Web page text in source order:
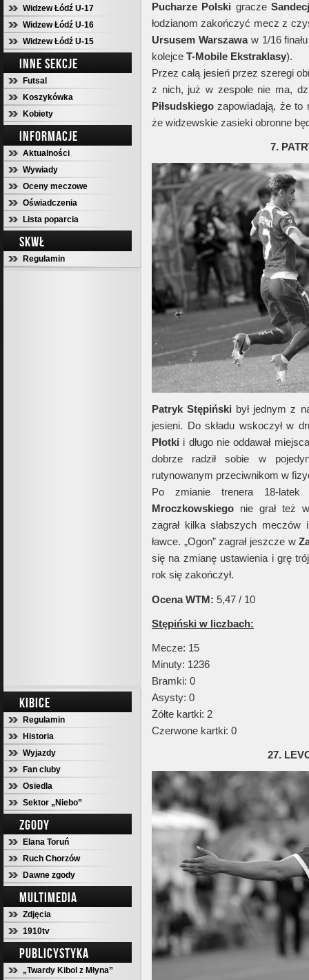
Widzew Łódź U-17
Widzew Łódź U-16
Widzew Łódź U-15
INNE SEKCJE
Futsal
Koszykówka
Kobiety
INFORMACJE
Aktualności
Wywiady
Oceny meczowe
Oświadczenia
Lista poparcia
SKWŁ
Regulamin
KIBICE
Regulamin
Historia
Wyjazdy
Fan cluby
Osiedla
Sektor „Niebo”
ZGODY
Elana Toruń
Ruch Chorzów
Dawne zgody
MULTIMEDIA
Zdjęcia
1910tv
PUBLICYSTYKA
„Twardy Kibol z Młyna”
Pucharze Polski gracze
łodzianom zakończyć mecz z
Ursusem Warszawaw 1/16
kolejce T-Mobile Ekstraklasy).
Przez całą jesień przez szeregi
z nich, już w zespole nie ma,
Piłsudskiego zapowiadają, że to
że widzewskie zasieki obronne
7.
Patryk Stępiński był jednym z
jesieni. Do składu wskoczył w
Płotki i długo nie oddawał
dobrze radził sobie w
rutynowanym przeciwnikom w
Po zmianie trenera 18-
Mroczkowskiego nie grał też
zagrał kilka słabszych
ławce. „Ogon” zagrał jeszcze w
się na zmianę ustawienia i grę
rok się zakończył.
Ocena WTM: 5,47 / 10
Stępiński w liczbach:
Mecze: 15
Minuty: 1236
Bramki: 0
Asysty: 0
Żółte kartki: 2
Czerwone kartki: 0
27.